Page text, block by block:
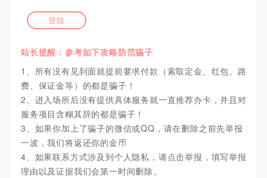
登陆
站长提醒：参考如下攻略防范骗子
1、所有没有见到面就提前要求付款（索取定金、红包、路
费、保证金等）的都是骗子！
2、进入场所后没有提供具体服务就一直推荐办卡，并且对
服务项目含糊其辞的都是骗子！
3、如果你加上了骗子的微信或QQ，请在删除之前先举报
一波，我们将返还你的金币
4、如果联系方式涉及到个人隐私，请点击举报，填写举报
理由以及证据我们会第一时间删除。